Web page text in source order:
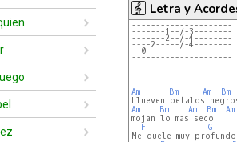
Letra y
---------------------
-------1--/-3--------
-------2--/-4--------
----2-----/-4--------
--0------------------
---------------------
Am Bm Am Bm
Am
Bm Am Bm Am
mojan lo mas seco
F
G
Me duele muy